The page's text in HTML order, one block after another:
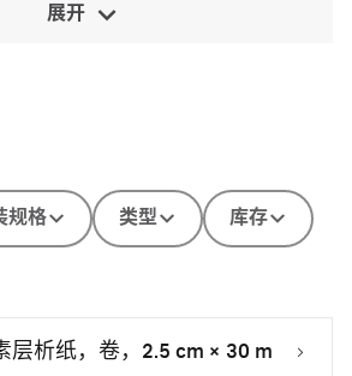
展开
规格 类型 库存
层析纸，卷，2.5 cm × 30 m